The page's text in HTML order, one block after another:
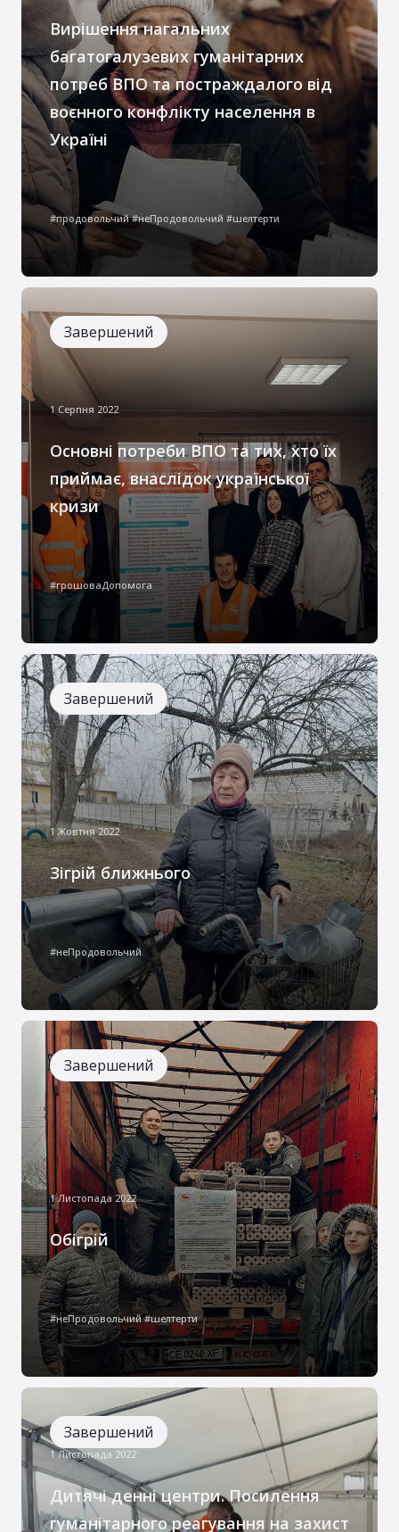
Вирішення нагальних
багатогалузевих гуманітарних
потреб ВПО та постраждалого від
воєнного конфлікту населення в
Україні
Всупереч тому, що війна триває вже
значний період часу, потреба у
забезпеченні деяких базових потреб для
українців все ще залишається
#продовольчий #неПродовольчий #шелтерти
Завершений
1 Серпня 2022
Основні потреби ВПО та тих, хто їх
приймає, внаслідок української
кризи
Благодійний фонд «Руки милості» у
співпраці з «World Vision International» та
БФ “Ми поруч” здійснювали реєстрацію
ВПО та осіб інших вразливих категорій
населення в Кельменецькій,
Великокучурівській та Глибоцькій
територіальних громадах за донорською
програмою німецьких партнерів «Aktion
Deutschland Hilft»
#грошоваДопомога
Завершений
1 Жовтня 2022
Зігрій ближнього
Згідно з даними ВООЗ, під час
опалювального сезону 2022-2023,
близько трьох мільйонів українців
знаходилися в пошуках тепла та безпеки
через постійні атаки Російської Федерації
на критичну інфраструктуру України.
Намагаючись зарадити цій проблемі БФ
“Руки милості” започаткував проєкт, який
полягав у забезпеченні людей
твердопаливними печами типу
„буржуйка”.
#неПродовольчий
Завершений
1 Листопада 2022
Обігрій
Зважаючи на обстріли військами РФ
критичної інфраструктури України, стало
зрозуміло що з настанням зими чимало
українців зустрінуться з проблемою
відсутності тепла в оселях
#неПродовольчий #шелтерти
Завершений
1 Листопада 2022
Дитячі денні центри. Посилення
гуманітарного реагування на захист